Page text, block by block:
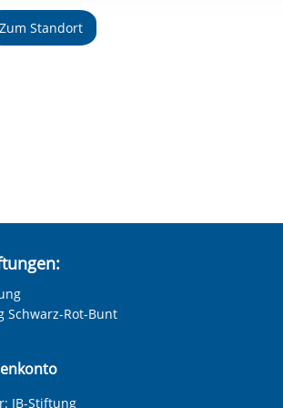
setzen wir
Zum Standort
Schwarz-Rot-Bunt
IB-Stiftung